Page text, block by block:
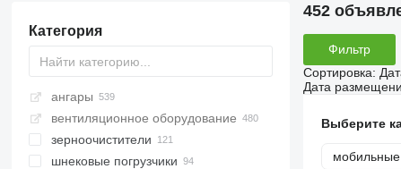
Категория
ангары
вентиляционное оборудование
зерноочистители
шнековые погрузчики
452
Фильтр
Сортировка:
Дата
Выберите